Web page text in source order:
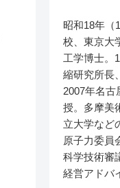
昭和18年（
校、東京大
工学博士。
縮研究所長
2007年名古
授。多摩美
立大学など
原子力委員
科学技術審
経営アドバ